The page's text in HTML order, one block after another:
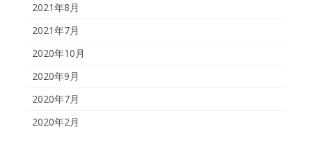
2021年8月
2021年7月
2020年10月
2020年9月
2020年7月
2020年2月